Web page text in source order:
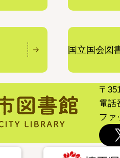
国立国会図
〒
電話
ファ